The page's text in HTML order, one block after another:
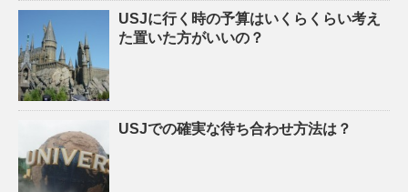
USJに行く時の予算はいくらくらい考え
た置いた方がいいの？
USJでの確実な待ち合わせ方法は？